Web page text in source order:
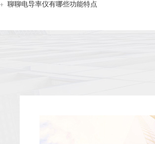
聊聊电导率仪有哪些功能特点